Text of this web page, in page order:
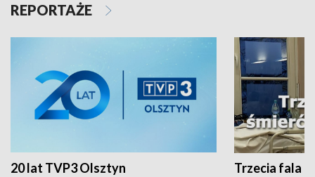
REPORTAŻE
20 lat TVP3 Olsztyn Trzecia fala -